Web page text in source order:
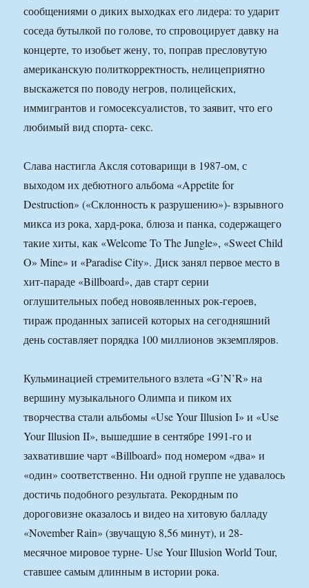
сообщениями о диких выходках его лидера: то ударит
соседа бутылкой по голове, то спровоцирует давку на
концерте, то изобьет жену, то, поправ пресловутую
американскую политкорректность, нелицеприятно
выскажется по поводу негров, полицейских,
иммигрантов и гомосексуалистов, то заявит, что его
любимый вид спорта- секс.
Слава настигла Аксля сотоварищи в 1987-ом, с
выходом их дебютного альбома «Appetite for
Destruction» («Склонность к разрушению»)- взрывного
микса из рока, хард-рока, блюза и панка, содержащего
такие хиты, как «Welcome To The Jungle», «Sweet Child
O» Mine» и «Paradise City». Диск занял первое место в
хит-параде «Billboard», дав старт серии
оглушительных побед новоявленных рок-героев,
тираж проданных записей которых на сегодняшний
день составляет порядка 100 миллионов экземпляров.
Кульминацией стремительного взлета «G’N’R» на
вершину музыкального Олимпа и пиком их
творчества стали альбомы «Use Your Illusion I» и «Use
Your Illusion II», вышедшие в сентябре 1991-го и
захватившие чарт «Billboard» под номером «два» и
«один» соответственно. Ни одной группе не удавалось
достичь подобного результата. Рекордным по
дороговизне оказалось и видео на хитовую балладу
«November Rain» (звучащую 8,56 минут), и 28-
месячное мировое турне- Use Your Illusion World Tour,
ставшее самым длинным в истории рока.